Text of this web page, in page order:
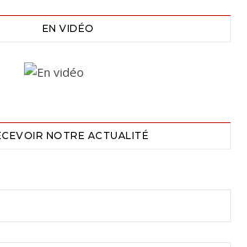
EN VIDÉO
NOTRE ACTUALITÉ